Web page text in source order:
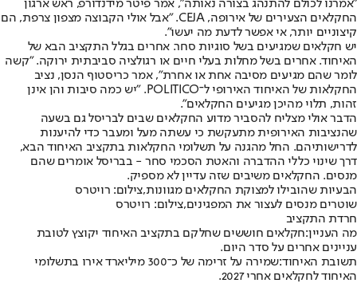
"אמרנו לכולם להתנהג בצורה נאותה", אמר פיטר מידנדורפ, ראש ארגון
החקלאים הצעירים של אירופה, CEJA. "אבל אולי הקבוצה מצפון צרפת, הם
קיצוניים יותר, אי אפשר לדעת מה יעשו".
יש חקלאים שמגיעים בשל סוגיות סחר. אחרים בגלל התקציב הבא של
האיחוד. אחרים בשל מחלות בעלי חיים או רגולציה סביבתית ירוקה. "קשה
לומר שהם מגיעים מסיבה אחת או אחרת", אמר כריסטוף הנסן, נציב
החקלאות של האיחוד האירופי ל־POLITICO. "יש כמה סיבות והן אינן
זהות, תלוי מהיכן מגיעים החקלאים".
הדבר אולי מצליח להסביר מדוע החקלאים שבים לבריסל גם בשעה
שהנציבות האירופית מתעקשת כי עשתה מעל ומעבר כדי להיענות
לדרישותיהם. החל מהגנה על תשלומי החקלאות בתקציב האיחוד הבא,
דרך שינוי כללי ההדברה והאטת הסכמי סחר - בבריסל אומרים שהם
מנסים. החקלאים משיבים שזה עדיין לא מספיק.
הבעיות שהובילו למצוקת החקלאים מגוונות,צילום: רויטרס
שוטרים מנסים לעצור את המפגינים,צילום: רויטרס
חרדת התקציב
מה העניין:חקלאים חוששים שחלקם בתקציב האיחוד יקוצץ לטובת
עניינים אחרים על סדר היום.
תשובת האיחוד:
שמירה על זרימה של כ־300 מיליארד אירו בתשלומי
האיחוד לחקלאים אחרי 2027.